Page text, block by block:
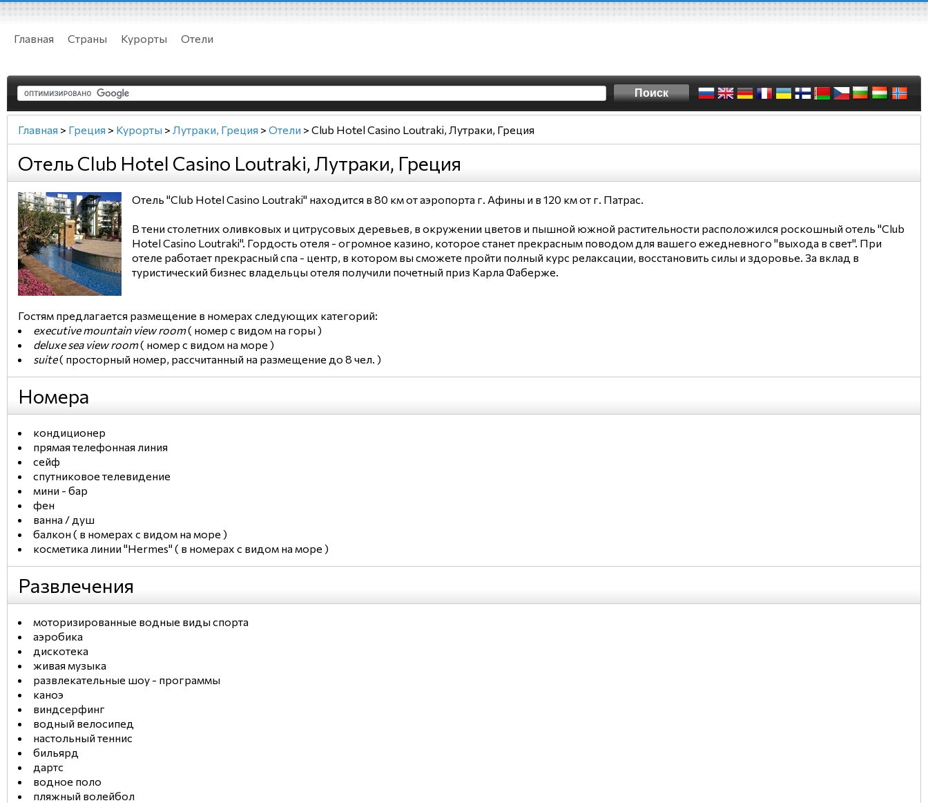
Главная Страны Курорты Отели
Главная > Греция > Курорты > Лутраки, Греция > Отели > Club Hotel Casino Loutraki, Лутраки, Греция
Отель Club Hotel Casino Loutraki, Лутраки, Греция
Отель "Club Hotel Casino Loutraki" находится в 80 км от аэропорта г. Афины и в 120 км от г. Патрас.
В тени столетних оливковых и цитрусовых деревьев, в окружении цветов и пышной южной растительности расположился роскошный отель "Club
Hotel Casino Loutraki". Гордость отеля - огромное казино, которое станет прекрасным поводом для вашего ежедневного "выхода в свет". При
отеле работает прекрасный спа - центр, в котором вы сможете пройти полный курс релаксации, восстановить силы и здоровье. За вклад в
туристический бизнес владельцы отеля получили почетный приз Карла Фаберже.
Гостям предлагается размещение в номерах следующих категорий:
executive mountain view room( номер с видом на горы )
deluxe sea view room( номер с видом на море )
suite( просторный номер, рассчитанный на размещение до 8 чел. )
Номера
кондиционер
прямая телефонная линия
сейф
спутниковое телевидение
мини - бар
фен
ванна / душ
балкон ( в номерах с видом на море )
косметика линии "Hermes" ( в номерах с видом на море )
Развлечения
моторизированные водные виды спорта
аэробика
дискотека
живая музыка
развлекательные шоу - программы
каноэ
виндсерфинг
водный велосипед
настольный теннис
бильярд
дартс
водное поло
пляжный волейбол